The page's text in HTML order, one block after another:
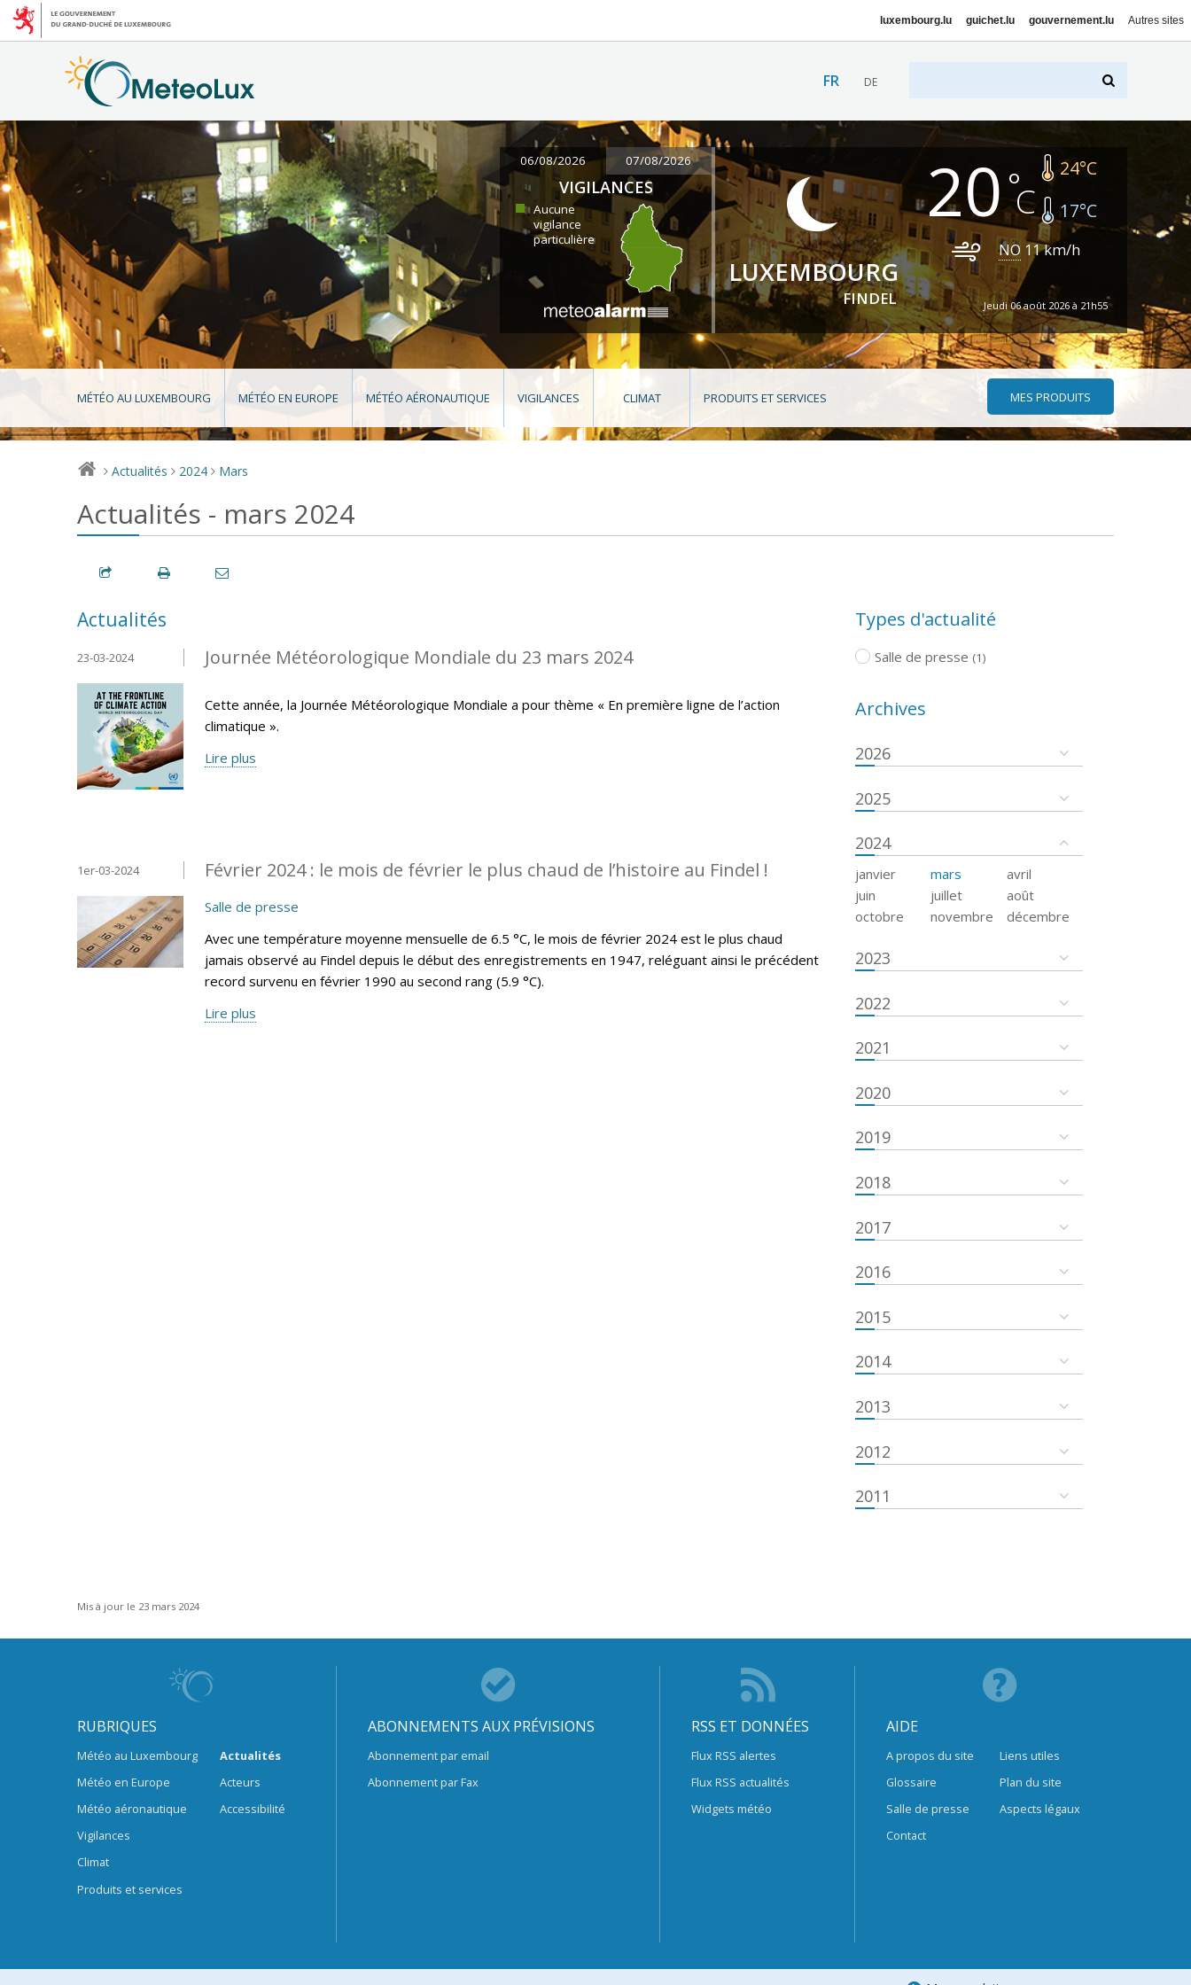
luxembourg.lu guichet.lu gouvernement.lu Autres sites
FR DE
06/08/2026 07/08/2026
VIGILANCES
Aucune
vigilance
particulière
LUXEMBOURG
FINDEL
20 24°C
17°C
NO 11km/h
Jeudi 06 août 2026 à 21h55
MÉTÉO AU LUXEMBOURG MÉTÉO EN EUROPE MÉTÉO AÉRONAUTIQUE VIGILANCES CLIMAT PRODUITS ET SERVICES MES PRODUITS
> Actualités > 2024 > Mars
Actualités - mars 2024
Actualités
Journée Météorologique Mondiale du 23 mars 2024
23-03-2024
Cette année, la Journée Météorologique Mondiale a pour thème « En première ligne de l’action
climatique ».
Lire plus
Février 2024 : le mois de février le plus chaud de l’histoire au Findel !
1er-03-2024
Salle de presse
Avec une température moyenne mensuelle de 6.5 °C, le mois de février 2024 est le plus chaud
jamais observé au Findel depuis le début des enregistrements en 1947, reléguant ainsi le précédent
record survenu en février 1990 au second rang (5.9 °C).
Lire plus
Types d'actualité
Salle de presse (1)
Archives
2026
2025
2024
janvier mars
avril
juin
juillet
août
octobre
novembre décembre
2023
2022
2021
2020
2019
2018
2017
2016
2015
2014
2013
2012
2011
Mis à jour le 23 mars 2024
RUBRIQUES
Météo au Luxembourg
Météo en Europe
Météo aéronautique
Vigilances
Climat
Produits et services
Actualités
Acteurs
Accessibilité
ABONNEMENTS AUX PRÉVISIONS
Abonnement par email
Abonnement par Fax
RSS ET DONNÉES
Flux RSS alertes
Flux RSS actualités
Widgets météo
AIDE
A propos du site
Glossaire
Salle de presse
Contact
Liens utiles
Plan du site
Aspects légaux